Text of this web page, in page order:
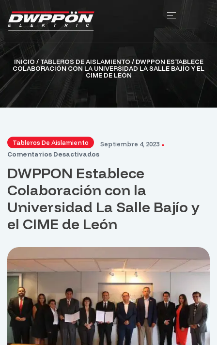
INICIO / TABLEROS DE AISLAMIENTO / DWPPON ESTABLECE
COLABORACIÓN CON LA UNIVERSIDAD LA SALLE BAJÍO Y EL
CIME DE LEÓN
Tableros De Aislamiento
Septiembre 4, 2023
Comentarios Desactivados
DWPPON Establece
Colaboración con la
Universidad La Salle Bajío y
el CIME de León